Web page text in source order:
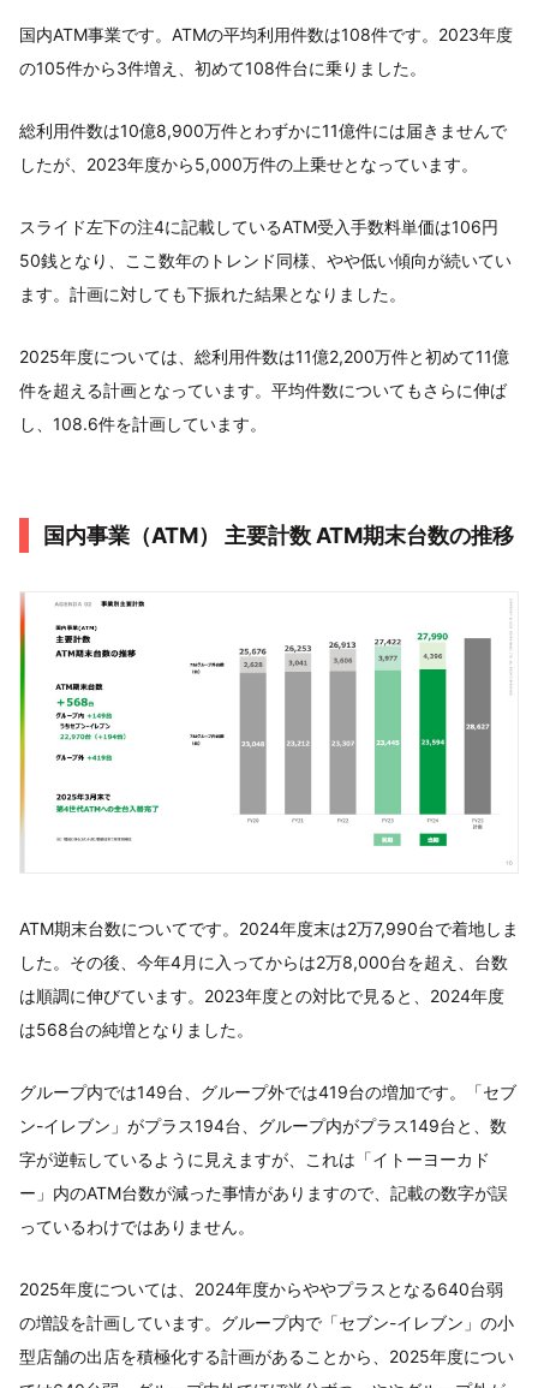
国内ATM事業です。ATMの平均利用件数は108件です。2023年度
の105件から3件増え、初めて108件台に乗りました。
総利用件数は10億8,900万件とわずかに11億件には届きませんで
したが、2023年度から5,000万件の上乗せとなっています。
スライド左下の注4に記載しているATM受入手数料単価は106円
50銭となり、ここ数年のトレンド同様、やや低い傾向が続いてい
ます。計画に対しても下振れた結果となりました。
2025年度については、総利用件数は11億2,200万件と初めて11億
件を超える計画となっています。平均件数についてもさらに伸ば
し、108.6件を計画しています。
国内事業（ATM） 主要計数 ATM期末台数の推移
ATM期末台数についてです。2024年度末は2万7,990台で着地しま
した。その後、今年4月に入ってからは2万8,000台を超え、台数
は順調に伸びています。2023年度との対比で見ると、2024年度
は568台の純増となりました。
グループ内では149台、グループ外では419台の増加です。「セブ
ン-イレブン」がプラス194台、グループ内がプラス149台と、数
字が逆転しているように見えますが、これは「イトーヨーカド
ー」内のATM台数が減った事情がありますので、記載の数字が誤
っているわけではありません。
2025年度については、2024年度からややプラスとなる640台弱
の増設を計画しています。グループ内で「セブン-イレブン」の小
型店舗の出店を積極化する計画があることから、2025年度につい